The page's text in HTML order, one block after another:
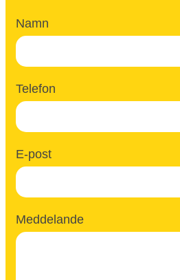
Namn
Telefon
E-post
Meddelande